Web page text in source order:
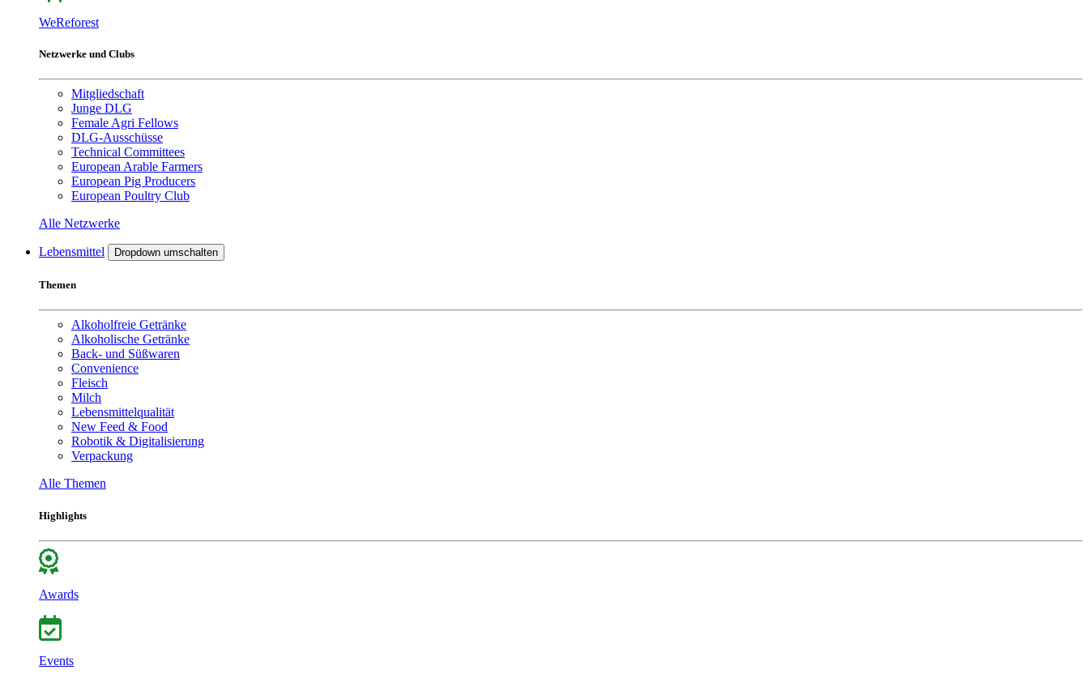
WeReforest
Netzwerke und Clubs
Mitgliedschaft
Junge DLG
Female Agri Fellows
DLG-Ausschüsse
Technical Committees
European Arable Farmers
European Pig Producers
European Poultry Club
Alle Netzwerke
Lebensmittel Dropdown umschalten
Themen
Alkoholfreie Getränke
Alkoholische Getränke
Back- und Süßwaren
Convenience
Fleisch
Milch
Lebensmittelqualität
New Feed & Food
Robotik & Digitalisierung
Verpackung
Alle Themen
Highlights
Awards
Events